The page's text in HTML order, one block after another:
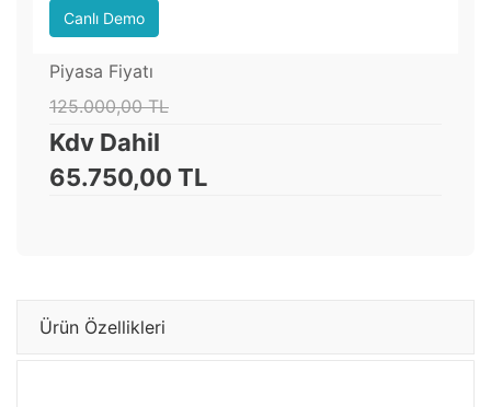
Canlı Demo
Piyasa Fiyatı
125.000,00 TL
Kdv Dahil
65.750,00 TL
Ürün Özellikleri